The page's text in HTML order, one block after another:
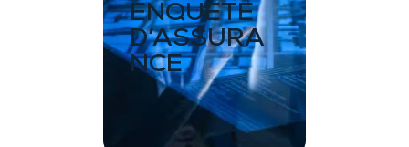
ENQUÊTE
D’ASSURA
NCE